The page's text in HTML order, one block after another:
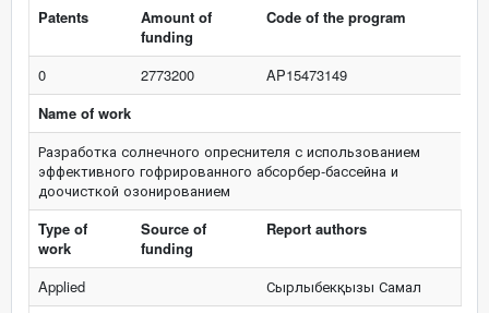
Patents
Amount of
funding
Code of the program
0 2773200
AP15473149
Name of work
Разработка солнечного опреснителя с использованием
эффективного гофрированного абсорбер-бассейна и
доочисткой озонированием
Type of
work
Source of
funding
Report authors
Applied
Сырлыбекқызы Самал